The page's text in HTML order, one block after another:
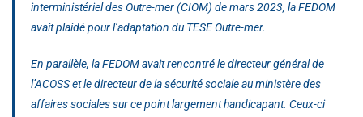
interministériel des Outre-mer (CIOM) de mars 2023, la FEDOM
avait plaidé pour l’adaptation du TESE Outre-mer.
En parallèle, la FEDOM avait rencontré le directeur général de
l’ACOSS et le directeur de la sécurité sociale au ministère des
affaires sociales sur ce point largement handicapant. Ceux-ci